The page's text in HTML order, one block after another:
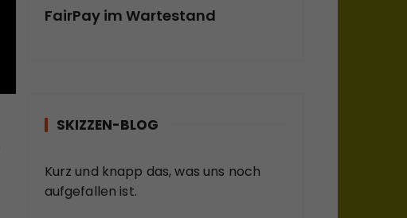
FairPay im Wartestand
SKIZZEN-BLOG
Kurz und knapp das, was uns noch
aufgefallen ist.